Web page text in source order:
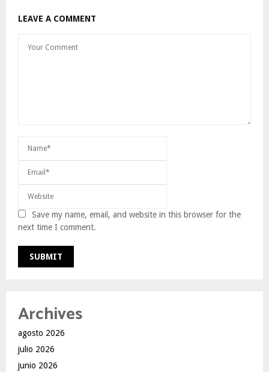
LEAVE A COMMENT
Save my name, email, and website in this browser for the
next time I comment.
Archives
agosto 2026
julio 2026
junio 2026